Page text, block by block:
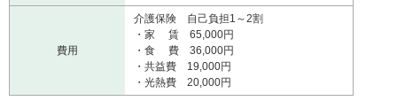
費用
介護保険 自己負担1～2割
・家 賃 65,000円
・食 費 36,000円
・共益費 19,000円
・光熱費 20,000円